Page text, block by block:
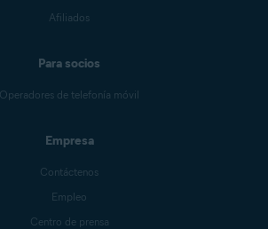
Afiliados
Para socios
Operadores de telefonía móvil
Empresa
Contáctenos
Empleo
Centro de prensa